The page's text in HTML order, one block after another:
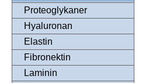
Proteoglykaner
Hyaluronan
Elastin
Fibronektin
Laminin